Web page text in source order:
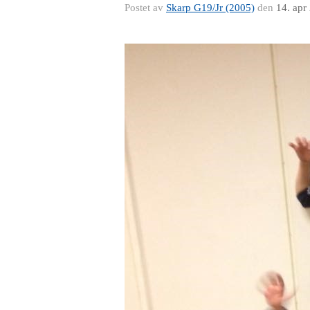
Postet av Skarp G19/Jr (2005) den 14. apr